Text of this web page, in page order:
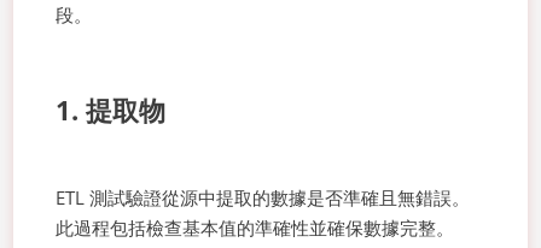
段。
1. 提取物
ETL 測試驗證從源中提取的數據是否準確且無錯誤。
此過程包括檢查基本值的準確性並確保數據完整。